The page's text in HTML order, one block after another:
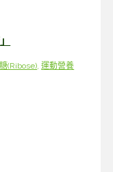
(Ribose),運動營養